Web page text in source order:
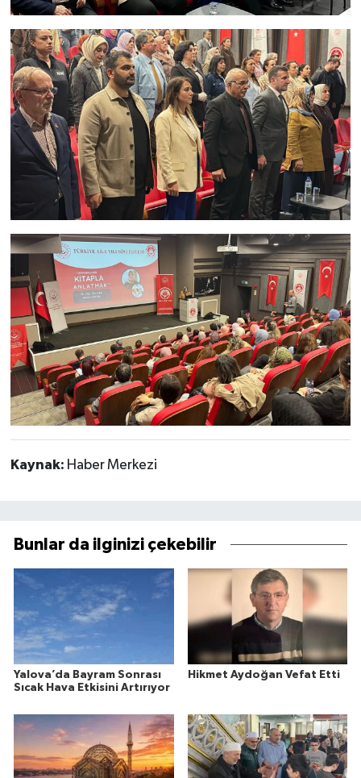
Kaynak: Haber Merkezi
Bunlar da ilginizi çekebilir
Yalova’da Bayram Sonrası
Sıcak Hava Etkisini Artırıyor
Hikmet Aydoğan Vefat Etti